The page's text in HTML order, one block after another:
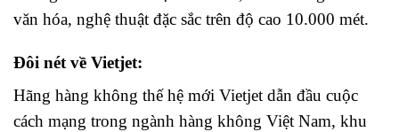
văn hóa, nghệ thuật đặc sắc trên độ cao 10.000 mét.
Đôi nét về Vietjet:
Hãng hàng không thế hệ mới Vietjet dẫn đầu cuộc
cách mạng trong ngành hàng không Việt Nam, khu